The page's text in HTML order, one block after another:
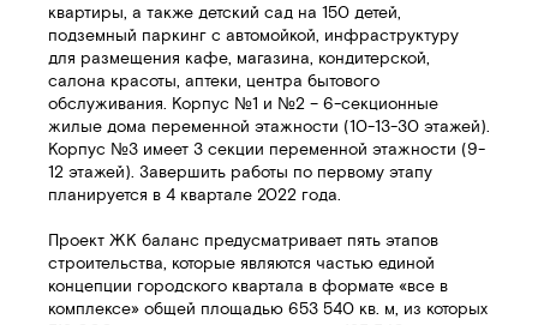
квартиры, а также детский сад на 150 детей,
подземный паркинг с автомойкой, инфраструктуру
для размещения кафе, магазина, кондитерской,
салона красоты, аптеки, центра бытового
обслуживания. Корпус №1 и №2 – 6-секционные
жилые дома переменной этажности (10-13-30 этажей).
Корпус №3 имеет 3 секции переменной этажности (9-
12 этажей). Завершить работы по первому этапу
планируется в 4 квартале 2022 года.
Проект ЖК баланс предусматривает пять этапов
строительства, которые являются частью единой
концепции городского квартала в формате «все в
комплексе» общей площадью 653 540 кв. м, из которых